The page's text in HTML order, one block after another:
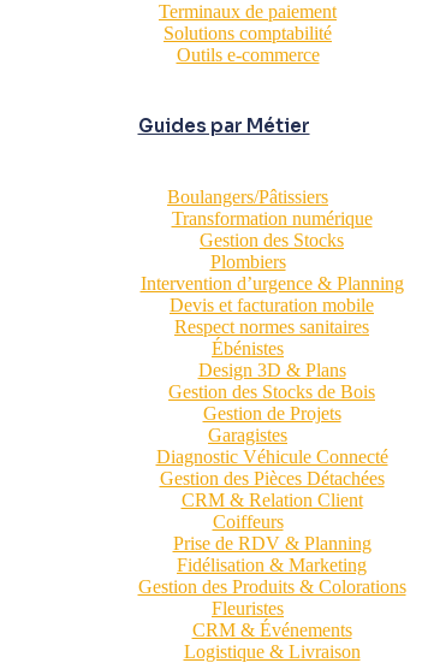
Terminaux de paiement
Solutions comptabilité
Outils e-commerce
Guides par Métier
Boulangers/Pâtissiers
Transformation numérique
Gestion des Stocks
Plombiers
Intervention d’urgence & Planning
Devis et facturation mobile
Respect normes sanitaires
Ébénistes
Design 3D & Plans
Gestion des Stocks de Bois
Gestion de Projets
Garagistes
Diagnostic Véhicule Connecté
Gestion des Pièces Détachées
CRM & Relation Client
Coiffeurs
Prise de RDV & Planning
Fidélisation & Marketing
Gestion des Produits & Colorations
Fleuristes
CRM & Événements
Logistique & Livraison